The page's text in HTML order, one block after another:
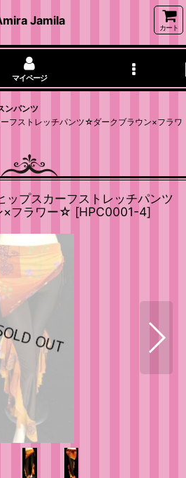
Jamila
カート
マイページ
ンパンツ
フストレッチパンツ☆ダークブラウン×フラワ
プスカーフストレッチパンツ
×フラワー☆ [HPC0001-4]